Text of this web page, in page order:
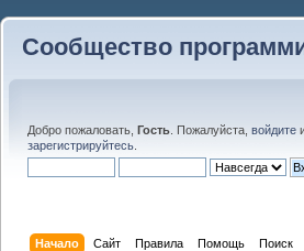
Сообщество
Добро пожаловать, Гость . Пожалуйста, войдите
зарегистрируйтесь
Начало Сайт Правила Помощь Поиск